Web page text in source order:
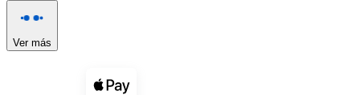
Ver todo
Ver más